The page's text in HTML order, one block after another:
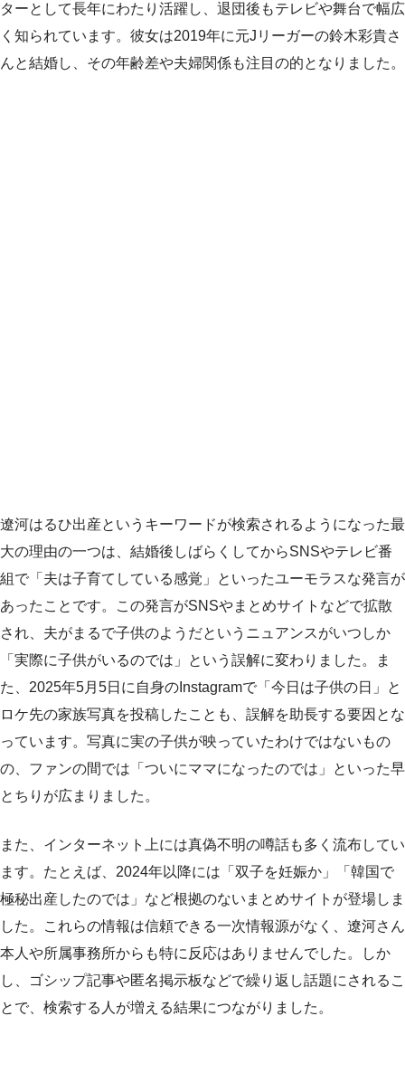
ターとして長年にわたり活躍し、退団後もテレビや舞台で幅広
く知られています。彼女は2019年に元Jリーガーの鈴木彩貴さ
んと結婚し、その年齢差や夫婦関係も注目の的となりました。
遼河はるひ出産というキーワードが検索されるようになった最
大の理由の一つは、結婚後しばらくしてからSNSやテレビ番
組で「夫は子育てしている感覚」といったユーモラスな発言が
あったことです。この発言がSNSやまとめサイトなどで拡散
され、夫がまるで子供のようだというニュアンスがいつしか
「実際に子供がいるのでは」という誤解に変わりました。ま
た、2025年5月5日に自身のInstagramで「今日は子供の日」と
ロケ先の家族写真を投稿したことも、誤解を助長する要因とな
っています。写真に実の子供が映っていたわけではないもの
の、ファンの間では「ついにママになったのでは」といった早
とちりが広まりました。
また、インターネット上には真偽不明の噂話も多く流布してい
ます。たとえば、2024年以降には「双子を妊娠か」「韓国で
極秘出産したのでは」など根拠のないまとめサイトが登場しま
した。これらの情報は信頼できる一次情報源がなく、遼河さん
本人や所属事務所からも特に反応はありませんでした。しか
し、ゴシップ記事や匿名掲示板などで繰り返し話題にされるこ
とで、検索する人が増える結果につながりました。